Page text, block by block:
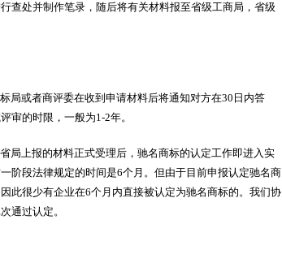
查处并制作笔录，随后将有关材料报至省级工商局，省级
局或者商评委在收到申请材料后将通知对方在30日内答
审的时限，一般为1-2年。
局上报的材料正式受理后，驰名商标的认定工作即进入实
阶段法律规定的时间是6个月。但由于目前申报认定驰名商
此很少有企业在6个月内直接被认定为驰名商标的。我们协
通过认定。